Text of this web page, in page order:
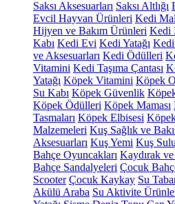
Saksı Aksesuarları Saksı Altlığı
Evcil Hayvan Ürünleri Kedi
Hijyen ve Bakım Ürünleri Kedi
Kabı Kedi Evi Kedi Yatağı Kedi
ve Aksesuarları Kedi Ödülleri
Vitamini Kedi Taşıma Çantası
Yatağı Köpek Vitamini Köpek
Su Kabı Köpek Güvenlik
Köpek Ödülleri Köpek Maması
Tasmaları Köpek Elbisesi
Malzemeleri Kuş Sağlık ve
Aksesuarları Kuş Yemi Kuş
Bahçe Oyuncakları Kaydırak ve
Bahçe Sandalyeleri Çocuk
Scooter Çocuk Kaykay Su
Akülü Araba Su Aktivite